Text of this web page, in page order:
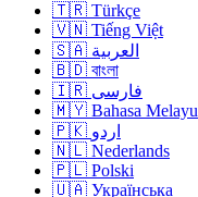
🇹🇷 Türkçe
🇻🇳 Tiếng Việt
🇸🇦 العربية
🇧🇩 বাংলা
🇮🇷 فارسی
🇲🇾 Bahasa Melayu
🇵🇰 اردو
🇳🇱 Nederlands
🇵🇱 Polski
🇺🇦 Українська